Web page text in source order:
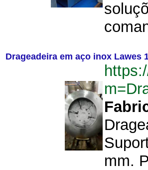
Drageadeira em aço inox Lawes
mm.